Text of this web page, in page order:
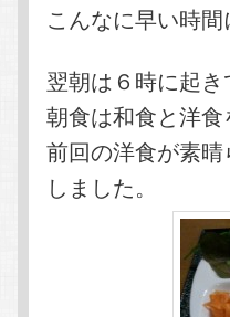
こんなに早い時
翌朝は６時に起き
朝食は和食と洋食
前回の洋食が素
しました。